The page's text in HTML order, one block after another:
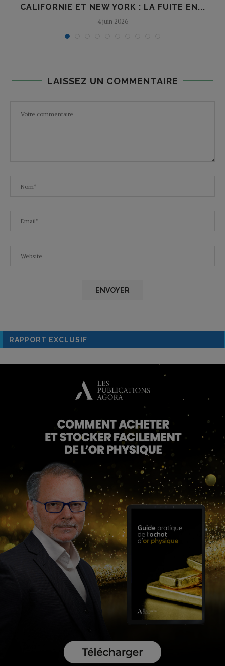
CALIFORNIE ET NEW YORK : LA FUITE EN...
4 juin 2026
LAISSEZ UN COMMENTAIRE
RAPPORT EXCLUSIF